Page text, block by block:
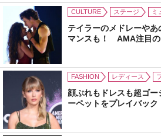
CULTURE ステージ ミ
テイラーのメドレーや
マンスも！ AMA注目の
FASHION レディース
顔ぶれもドレスも超ゴ
ーペットをプレイバック